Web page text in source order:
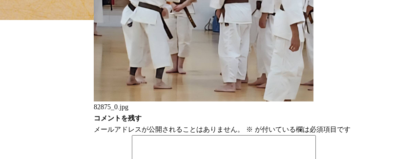
82875_0.jpg
コメントを残す
メールアドレスが公開されることはありません。
※ が付いている欄は必須項目です